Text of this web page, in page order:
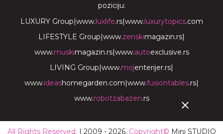
poziciju:
LUXURY Group|www.luxlife.rs|www.luxurytopics.com
LIFESTYLE Group|www.zenskimagazin.rs|
www.muskimagazin.rs|www.autoexclusive.rs
LIVING Group|www.mojenterijer.rs|
www.ideashomegarden.com|www.fusiontables.rs|
www.robotzabazen.rs
All Rights Reserved. | 2009 - 2026. Copyright© Mini STUDIO